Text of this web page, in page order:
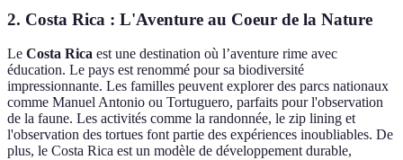
2. Costa Rica : L'Aventure au Coeur de la Nature
Le Costa Rica est une destination où l’aventure rime avec
éducation. Le pays est renommé pour sa biodiversité
impressionnante. Les familles peuvent explorer des parcs nationaux
comme Manuel Antonio ou Tortuguero, parfaits pour l'observation
de la faune. Les activités comme la randonnée, le zip lining et
l'observation des tortues font partie des expériences inoubliables. De
plus, le Costa Rica est un modèle de développement durable,